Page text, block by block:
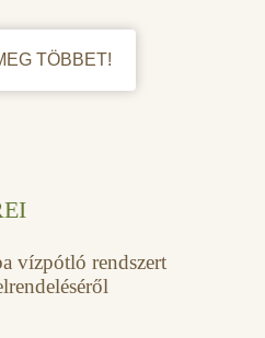
TÖBBET!
vízpótló rendszert